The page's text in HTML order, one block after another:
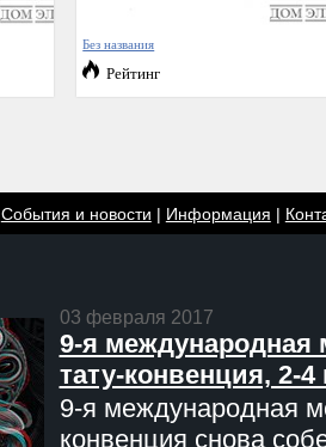
Без названия
Рейтинг
События и новости | Информация |
03 февраля 2017
9-я международная
тату-конвенция, 2-
9-я международная
конвенция снова